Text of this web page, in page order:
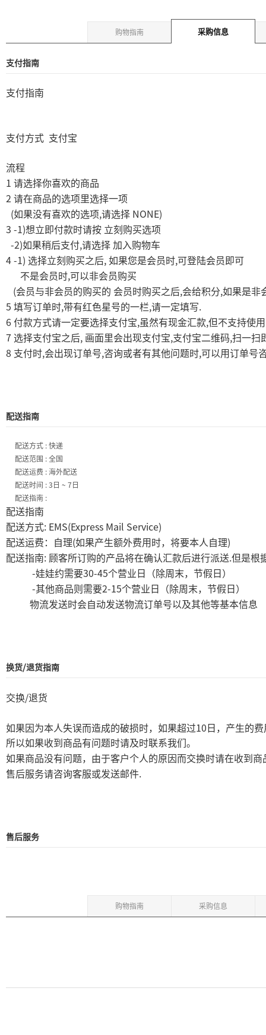
购物指南 采购信息
支付指南
支付指南
支付方式 支付宝
流程
1 请选择你喜欢的商品
2 请在商品的选项里选择一项
(如果没有喜欢的选项,请选择 NONE)
3 -1)想立即付款时请按 立刻购买选项
-2)如果稍后支付,请选择 加入购物车
4 -1) 选择立刻购买之后, 如果您是会员时,可登陆会员即可
不是会员时,可以非会员购买
(会员与非会员的购买的 会员时购买之后,会给积分,如果是非
5 填写订单时,带有红色星号的一栏,请一定填写.
6 付款方式请一定要选择支付宝,虽然有现金汇款,但不支持使用
7 选择支付宝之后, 画面里会出现支付宝,支付宝二维码,扫一扫
8 支付时,会出现订单号,咨询或者有其他问题时,可以用订单号
配送指南
配送方式 : 快递
配送范围 : 全国
配送运费 : 海外配送
配送时间 : 3日 ~ 7日
配送指南 :
配送指南
配送方式: EMS(Express Mail Service)
配送运费：自理(如果产生额外费用时，将要本人自理)
配送指南: 顾客所订购的产品将在确认汇款后进行派送.但是根
-娃娃约需要30-45个营业日（除周末，节假日）
-其他商品则需要2-15个营业日（除周末，节假日）
物流发送时会自动发送物流订单号以及其他等基本信息
换货/退货指南
交换/退货
如果因为本人失误而造成的破损时，如果超过10 日，产生的
所以如果收到商品有问题时请及时联系我们。
如果商品没有问题，由于客户个人的原因而交换时请在收到商
售后服务请咨询客服或发送邮件.
售后服务
购物指南 采购信息